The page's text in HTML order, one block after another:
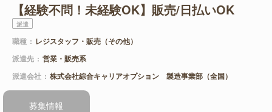
【経験不問！未経験OK】販売/日払いOK
派遣
職種
レジスタッフ・販売（その他）
派遣先
営業・販売系
派遣会社
株式会社綜合キャリアオプション 製造事業部（全国）
募集情報